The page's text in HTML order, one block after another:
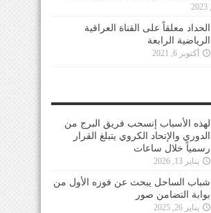
الحداد معلقاً على القناة العراقية
الرياضية الرابعة
أكتوبر 6, 2021
لهذه الأسباب إنسحب فريق البرج من
الدوري والإتحاد الكروي يتبلغ القرار
رسمياً خلال ساعات
يناير 13, 2026
شباب الساحل يبحث عن فوزه الأول من
بوابة التضامن صور
يناير 26, 2025